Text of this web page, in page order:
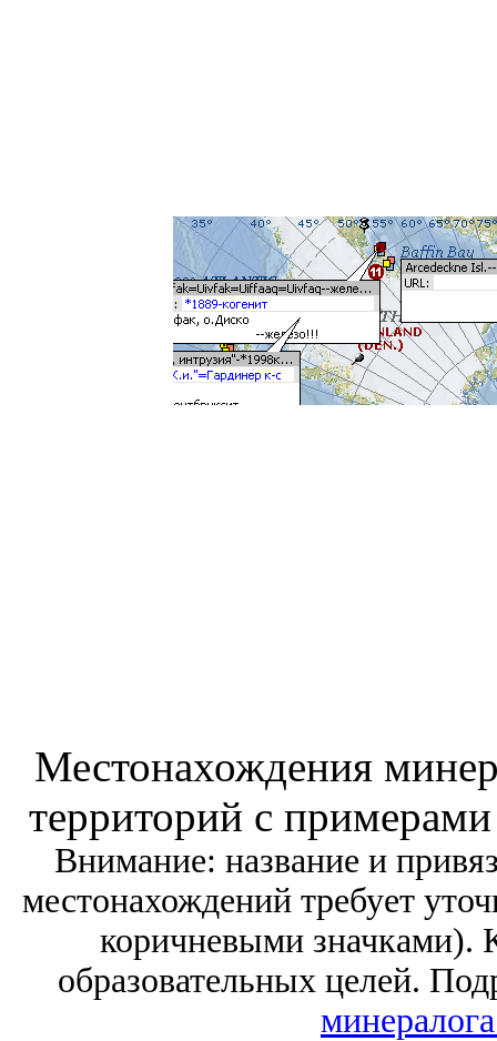
Местонахождения
территорий с
Внимание: название и
местонахождений требует
коричневыми значками).
образовательных целей.